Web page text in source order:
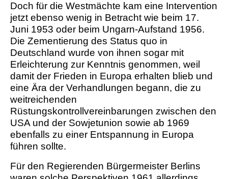
Doch für die Westmächte kam eine Intervention
jetzt ebenso wenig in Betracht wie beim 17.
Juni 1953 oder beim Ungarn-Aufstand 1956.
Die Zementierung des Status quo in
Deutschland wurde von ihnen sogar mit
Erleichterung zur Kenntnis genommen, weil
damit der Frieden in Europa erhalten blieb und
eine Ära der Verhandlungen begann, die zu
weitreichenden
Rüstungskontrollvereinbarungen zwischen den
USA und der Sowjetunion sowie ab 1969
ebenfalls zu einer Entspannung in Europa
führen sollte.
Für den Regierenden Bürgermeister Berlins